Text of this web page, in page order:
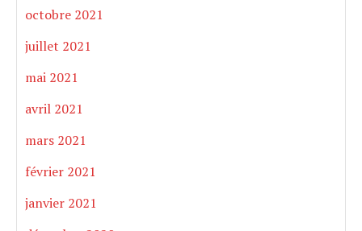
octobre 2021
juillet 2021
mai 2021
avril 2021
mars 2021
février 2021
janvier 2021